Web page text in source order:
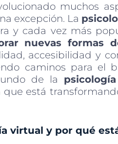
muchos
excepción. La
y cada vez más
nuevas formas
accesibilidad y
caminos para el
de la
que está
virtual y por qué